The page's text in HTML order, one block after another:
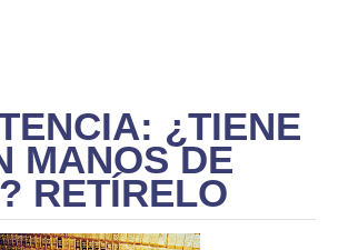
¿TIENE
MANOS DE
RETÍRELO